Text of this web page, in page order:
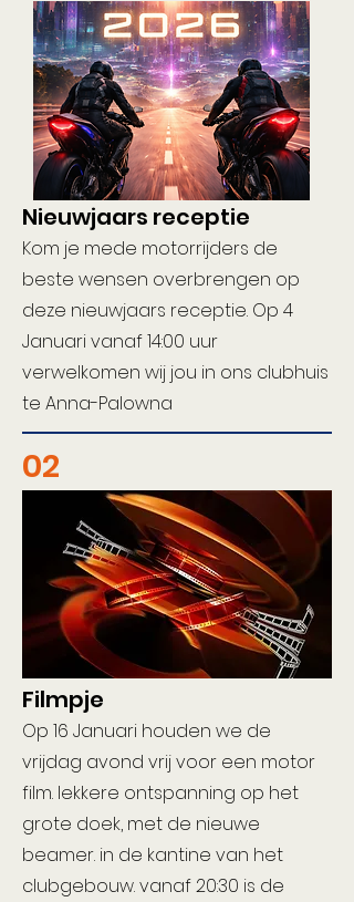
Nieuwjaars receptie
Kom je mede motorrijders de
beste wensen overbrengen op
deze nieuwjaars receptie. Op 4
Januari vanaf 14:00 uur
verwelkomen wij jou in ons clubhuis
te Anna-Palowna
02
Filmpje
Op 16 Januari houden we de
vrijdag avond vrij voor een motor
film. lekkere ontspanning op het
grote doek, met de nieuwe
beamer. in de kantine van het
clubgebouw. vanaf 20:30 is de